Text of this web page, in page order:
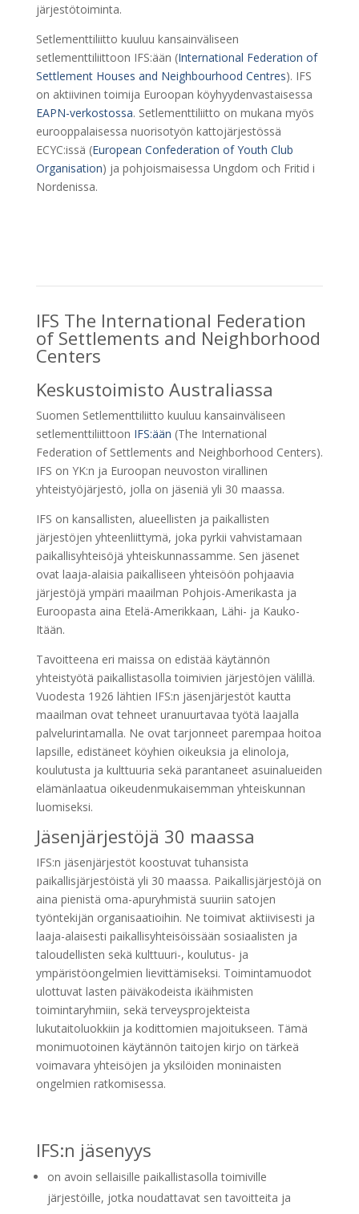
järjestötoiminta.
Setlementtiliitto kuuluu kansainväliseen
setlementtiliittoon IFS:ään (International Federation of
Settlement Houses and Neighbourhood Centres). IFS
on aktiivinen toimija Euroopan köyhyydenvastaisessa
EAPN-verkostossa. Setlementtiliitto on mukana myös
eurooppalaisessa nuorisotyön kattojärjestössä
ECYC:issä (European Confederation of Youth Club
Organisation) ja pohjoismaisessa Ungdom och Fritid i
Nordenissa.
IFS The International Federation
of Settlements and Neighborhood
Centers
Keskustoimisto Australiassa
Suomen Setlementtiliitto kuuluu kansainväliseen
setlementtiliittoon IFS:ään (The International
Federation of Settlements and Neighborhood Centers).
IFS on YK:n ja Euroopan neuvoston virallinen
yhteistyöjärjestö, jolla on jäseniä yli 30 maassa.
IFS on kansallisten, alueellisten ja paikallisten
järjestöjen yhteenliittymä, joka pyrkii vahvistamaan
paikallisyhteisöjä yhteiskunnassamme. Sen jäsenet
ovat laaja-alaisia paikalliseen yhteisöön pohjaavia
järjestöjä ympäri maailman Pohjois-Amerikasta ja
Euroopasta aina Etelä-Amerikkaan, Lähi- ja Kauko-
Itään.
Tavoitteena eri maissa on edistää käytännön
yhteistyötä paikallistasolla toimivien järjestöjen välillä.
Vuodesta 1926 lähtien IFS:n jäsenjärjestöt kautta
maailman ovat tehneet uranuurtavaa työtä laajalla
palvelurintamalla. Ne ovat tarjonneet parempaa hoitoa
lapsille, edistäneet köyhien oikeuksia ja elinoloja,
koulutusta ja kulttuuria sekä parantaneet asuinalueiden
elämänlaatua oikeudenmukaisemman yhteiskunnan
luomiseksi.
Jäsenjärjestöjä 30 maassa
IFS:n jäsenjärjestöt koostuvat tuhansista
paikallisjärjestöistä yli 30 maassa. Paikallisjärjestöjä on
aina pienistä oma-apuryhmistä suuriin satojen
työntekijän organisaatioihin. Ne toimivat aktiivisesti ja
laaja-alaisesti paikallisyhteisöissään sosiaalisten ja
taloudellisten sekä kulttuuri-, koulutus- ja
ympäristöongelmien lievittämiseksi. Toimintamuodot
ulottuvat lasten päiväkodeista ikäihmisten
toimintaryhmiin, sekä terveysprojekteista
lukutaitoluokkiin ja kodittomien majoitukseen. Tämä
monimuotoinen käytännön taitojen kirjo on tärkeä
voimavara yhteisöjen ja yksilöiden moninaisten
ongelmien ratkomisessa.
IFS:n jäsenyys
on avoin sellaisille paikallistasolla toimiville
järjestöille, jotka noudattavat sen tavoitteita ja